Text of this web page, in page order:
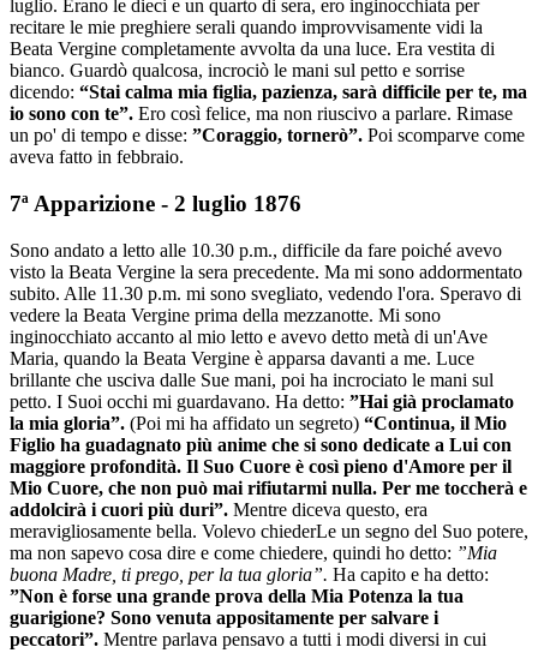
luglio. Erano le dieci e un quarto di sera, ero inginocchiata per
recitare le mie preghiere serali quando improvvisamente vidi la
Beata Vergine completamente avvolta da una luce. Era vestita di
bianco. Guardò qualcosa, incrociò le mani sul petto e sorrise
dicendo: “Stai calma mia figlia, pazienza, sarà difficile per te, ma
io sono con te”. Ero così felice, ma non riuscivo a parlare. Rimase
un po' di tempo e disse: ”Coraggio, tornerò”. Poi scomparve come
aveva fatto in febbraio.
7ª Apparizione - 2 luglio 1876
Sono andato a letto alle 10.30 p.m., difficile da fare poiché avevo
visto la Beata Vergine la sera precedente. Ma mi sono addormentato
subito. Alle 11.30 p.m. mi sono svegliato, vedendo l'ora. Speravo di
vedere la Beata Vergine prima della mezzanotte. Mi sono
inginocchiato accanto al mio letto e avevo detto metà di un'Ave
Maria, quando la Beata Vergine è apparsa davanti a me. Luce
brillante che usciva dalle Sue mani, poi ha incrociato le mani sul
petto. I Suoi occhi mi guardavano. Ha detto: ”Hai già proclamato
la mia gloria”. (Poi mi ha affidato un segreto) “Continua, il Mio
Figlio ha guadagnato più anime che si sono dedicate a Lui con
maggiore profondità. Il Suo Cuore è così pieno d'Amore per il
Mio Cuore, che non può mai rifiutarmi nulla. Per me toccherà e
addolcirà i cuori più duri”. Mentre diceva questo, era
meravigliosamente bella. Volevo chiederLe un segno del Suo potere,
ma non sapevo cosa dire e come chiedere, quindi ho detto: ”Mia
buona Madre, ti prego, per la tua gloria”. Ha capito e ha detto:
”Non è forse una grande prova della Mia Potenza la tua
guarigione? Sono venuta appositamente per salvare i
peccatori”. Mentre parlava pensavo a tutti i modi diversi in cui